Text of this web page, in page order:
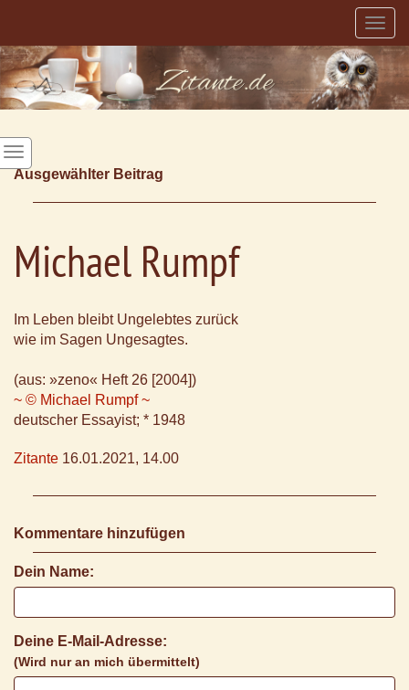
Ausgewählter Beitrag
Michael Rumpf
Im Leben bleibt Ungelebtes zurück
wie im Sagen Ungesagtes.
(aus: »zeno« Heft 26 [2004])
~ © Michael Rumpf ~
deutscher Essayist; * 1948
Zitante 16.01.2021, 14.00
Kommentare hinzufügen
Dein Name:
Deine E-Mail-Adresse:
(Wird nur an mich übermittelt)